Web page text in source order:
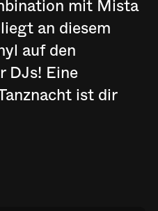
mit Mista
an diesem
auf den
DJs! Eine
ist dir